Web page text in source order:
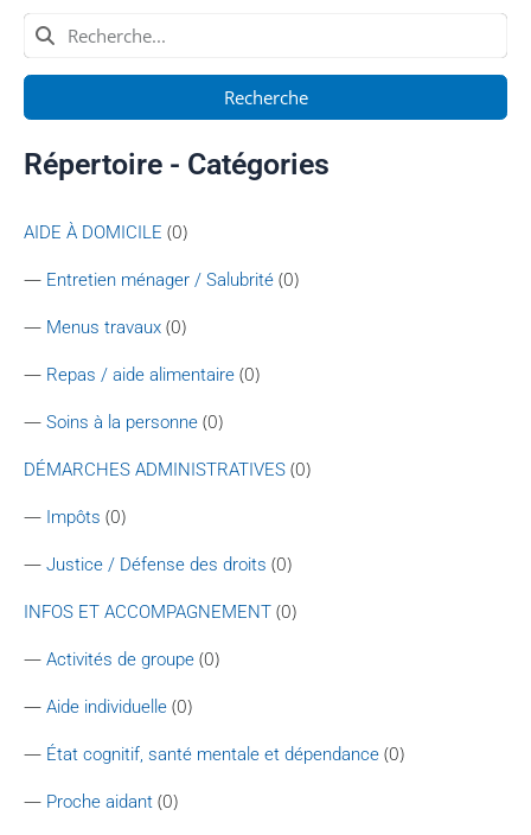
Recherche
Répertoire - Catégories
AIDE À DOMICILE (0)
— Entretien ménager / Salubrité (0)
— Menus travaux (0)
— Repas / aide alimentaire (0)
— Soins à la personne (0)
DÉMARCHES ADMINISTRATIVES (0)
— Impôts (0)
— Justice / Défense des droits (0)
INFOS ET ACCOMPAGNEMENT (0)
— Activités de groupe (0)
— Aide individuelle (0)
— État cognitif, santé mentale et dépendance (0)
— Proche aidant (0)